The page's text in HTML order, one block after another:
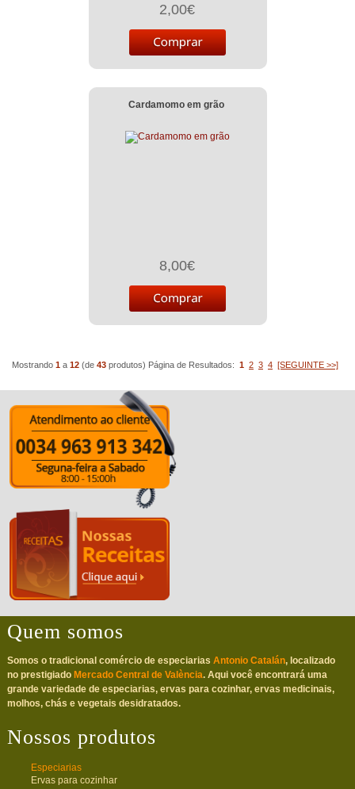
2,00€
Cardamomo em grão
8,00€
Mostrando 1 a 12 (de 43 produtos) Página de Resultados: 1 2 3 4 [SEGUINTE >>]
Quem somos
Somos o tradicional comércio de especiarias Antonio Catalán, localizado
no prestigiado Mercado Central de València. Aqui você encontrará uma
grande variedade de especiarias, ervas para cozinhar, ervas medicinais,
molhos, chás e vegetais desidratados.
Nossos produtos
Especiarias
Ervas para cozinhar